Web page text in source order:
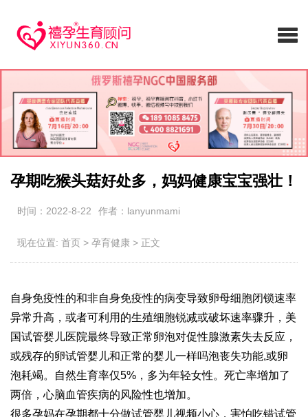
孕期吃猴头菇好处多，妈妈健康宝宝强壮！
时间：2022-8-22 作者：lanyunmami
现在位置: 首页 > 孕育健康 > 正文
自身免疫性的和非自身免疫性的病变导致卵母细胞闭锁速率
异常升高，或者可利用的生殖细胞锐减或破坏速率骤升，美
国试管婴儿医院最终导致正常卵泡对促性腺激素失去反应，
或残存的卵试管婴儿和正常的婴儿一样吗泡丧失功能,或卵
泡耗竭。自然生育率仅5%，多为年轻女性。死亡率增加了
两倍，心脑血管疾病的风险性也增加。
很多孕妈在孕期都十分做试管婴儿视频小心，害怕吃错试管